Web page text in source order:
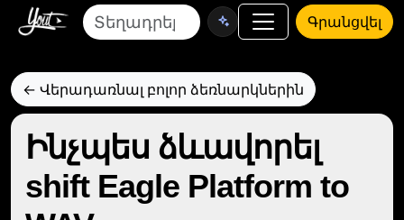
Գրանցվել
← Վերադառնալ բոլոր ձեռնարկներին
Ինչպես ձևավորել
shift Eagle Platform to